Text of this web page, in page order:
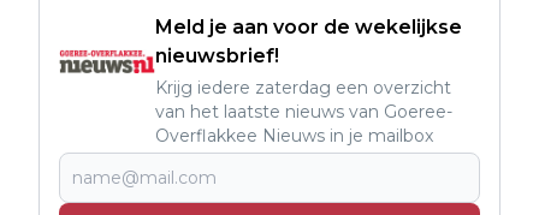
Meld je aan voor de wekelijkse
nieuwsbrief!
Krijg iedere zaterdag een overzicht
van het laatste nieuws van Goeree-
Overflakkee Nieuws in je mailbox